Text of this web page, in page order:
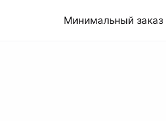
Минимальный заказ